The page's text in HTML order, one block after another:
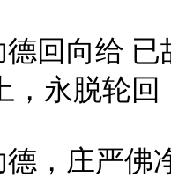
回向给 已
，永脱轮
，庄严佛